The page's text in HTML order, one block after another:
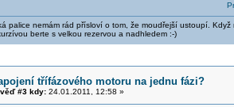
palice nemám rád přísloví o tom, že moudřejší ustoupí.
berte s velkou rezervou a nadhledem :-)
třífázového motoru na jednu fázi?
#3 kdy:24.01.2011, 12:58 »